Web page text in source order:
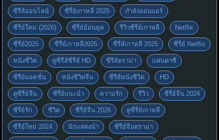
ซีรีส์ออนไลน์ ซีรี่ย์เกาหลี 2025 กำลังออนแอร์
ซีรี่ย์ใหม่ (2026) ซีรี่ย์ย้อนยุค รีวิวซีรี่ย์เกาหลี Netflix
ซีรี่ย์2025 ซีรี่ย์เกาหลี2025 ซีรีส์เกาหลี 2025 ซีรี่ย์ Netflix
หนังชีวิต ดูซีรีส์ซีรีส์ HD ซีรีส์ดราม่า แฟนตาซี
ซีรี่ย์แอคชั่น หนังชีวิตจีน ซีรีส์หนังชีวิต HD
ดูซีรี่ย์จีน ซีรี่ย์แนะนำ ความรัก รีวิว ซีรี่ย์จีน 2024
ซีรี่ย์รัก ชีวิต ซีรี่ย์จีน 2026 ดูซีรี่ย์เกาหลี
ซีรี่ย์ใหม่ 2024 นักแสดงนำ ซีรี่ย์จีนดราม่า